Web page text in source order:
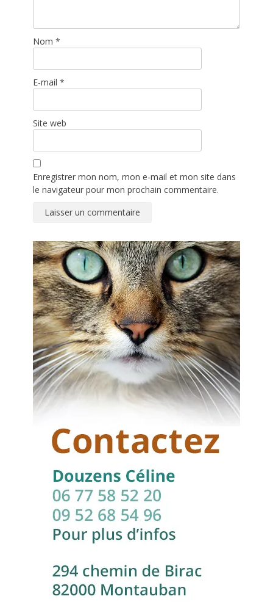
Nom *
E-mail *
Site web
Enregistrer mon nom, mon e-mail et mon site dans
le navigateur pour mon prochain commentaire.